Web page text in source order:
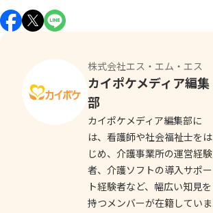
株式会社エス・エム・エス
カイポケメディア編集
部
カイポケメディア編集部に
は、看護師や社会福祉士をは
じめ、介護事業所の運営経験
者、介護ソフトの導入サポー
ト経験者など、幅広い知見を
持つメンバーが在籍していま